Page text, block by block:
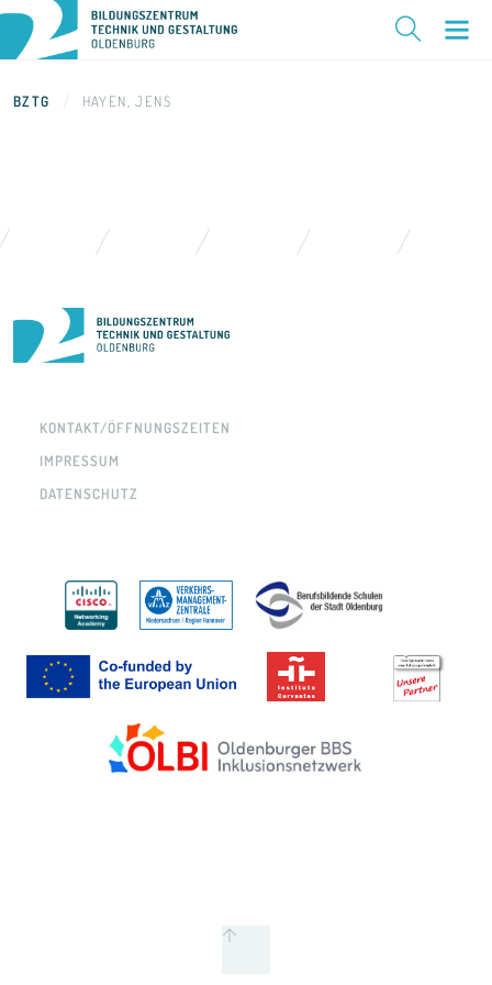
BZTG HAYEN, JENS
KONTAKT/ÖFFNUNGSZEITEN
IMPRESSUM
DATENSCHUTZ